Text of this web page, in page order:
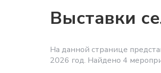
Выставки
На данной странице
2026 год. Найдено 4